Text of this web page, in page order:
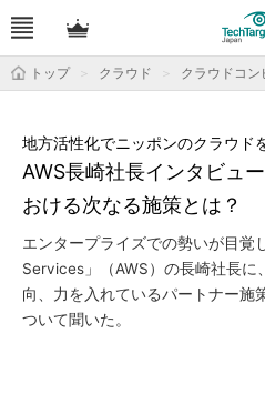
トップ クラウド クラウドコ
AWS長崎社長インタビュ
おける次なる施策とは？
地方活性化でニッポンのクラウド
エンタープライズでの勢いが目覚
Services」（AWS）の長崎社長に
向、力を入れているパートナー施
ついて聞いた。